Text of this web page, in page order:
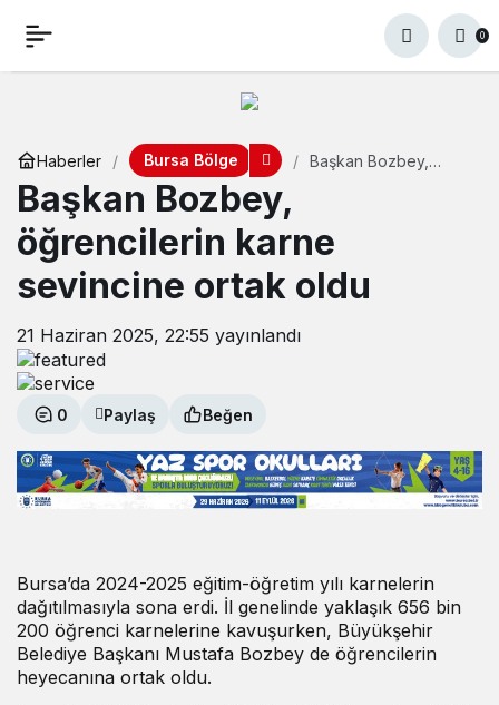
0
Haberler Bursa Bölge
Başkan Bozbey,
Başkan Bozbey,
öğrencilerin karne
sevincine ortak oldu
21 Haziran 2025, 22:55 yayınlandı
0 Paylaş Beğen
Bursa’da 2024-2025 eğitim-öğretim yılı karnelerin
dağıtılmasıyla sona erdi. İl genelinde yaklaşık 656 bin
200 öğrenci karnelerine kavuşurken, Büyükşehir
Belediye Başkanı Mustafa Bozbey de öğrencilerin
heyecanına ortak oldu.